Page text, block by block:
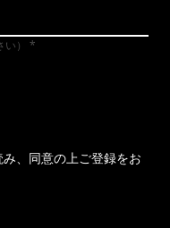
）
み、同意の上ご登録をお